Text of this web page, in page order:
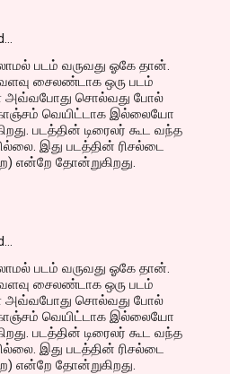
படம் வருவது ஓகே தான்.
சைலண்டாக ஒரு படம்
அவ்வபோது சொல்வது போல்
வெயிட்டாக இல்லையோ
படத்தின் டிரைலர் கூட வந்த
இது படத்தின் ரிசல்டை
என்றே தோன்றுகிறது.
படம் வருவது ஓகே தான்.
சைலண்டாக ஒரு படம்
அவ்வபோது சொல்வது போல்
வெயிட்டாக இல்லையோ
படத்தின் டிரைலர் கூட வந்த
இது படத்தின் ரிசல்டை
என்றே தோன்றுகிறது.